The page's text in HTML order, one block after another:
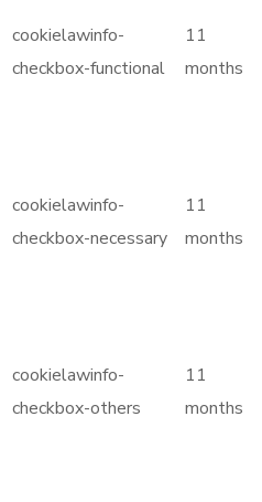
cookielawinfo-
checkbox-functional
11
months
cookielawinfo-
checkbox-necessary
11
months
cookielawinfo-
checkbox-others
11
months